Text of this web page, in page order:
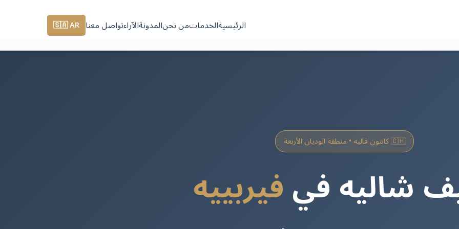
الرئيسيةالخدماتمن نحنالمدونةالآراءتواصل معنا 🇸🇦 AR
🇨🇭 كانتون فاليه • منطقة الوديان الأربعة
شاليه فيفيربييه